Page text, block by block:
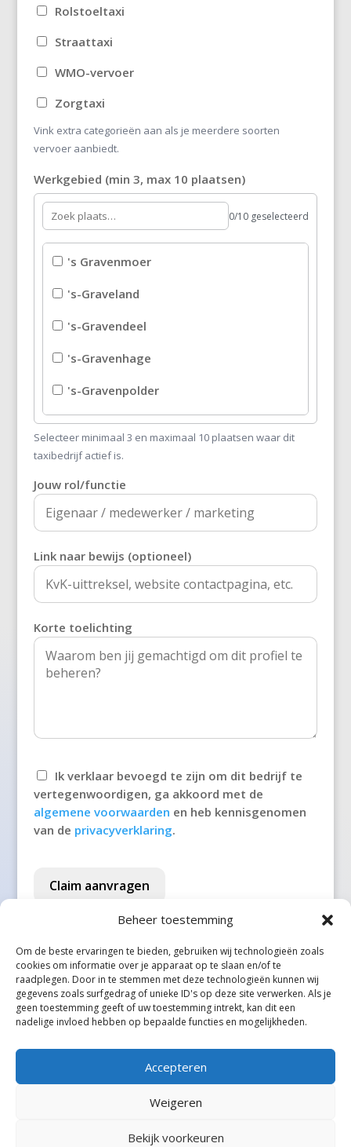
Beheer toestemming
Om de beste ervaringen te bieden, gebruiken wij technologieën zoals
cookies om informatie over je apparaat op te slaan en/of te
raadplegen. Door in te stemmen met deze technologieën kunnen wij
gegevens zoals surfgedrag of unieke ID's op deze site verwerken. Als je
geen toestemming geeft of uw toestemming intrekt, kan dit een
nadelige invloed hebben op bepaalde functies en mogelijkheden.
Accepteren
Weigeren
Bekijk voorkeuren
Rolstoeltaxi
Straattaxi
WMO-vervoer
Zorgtaxi
Vink extra categorieën aan als je meerdere soorten
vervoer aanbiedt.
Werkgebied (min 3, max 10 plaatsen)
0/10 geselecteerd
's Gravenmoer
's-Graveland
's-Gravendeel
's-Gravenhage
's-Gravenpolder
's-Gravenzande
's-Heer Abtskerke
's-Heer Arendskerke
's-Heer Hendrikskinderen
's-Heerenberg
's-Heerenbroek
's-Hertogenbosch
't Goy
't Loo Oldebroek
't Veld
't Waar
2e Exloërmond
2e Valthermond
Selecteer minimaal 3 en maximaal 10 plaatsen waar dit
taxibedrijf actief is.
Jouw rol/functie
Link naar bewijs (optioneel)
Korte toelichting
Ik verklaar bevoegd te zijn om dit bedrijf te
vertegenwoordigen, ga akkoord met de
algemene voorwaarden en heb kennisgenomen
van de privacyverklaring.
Claim aanvragen
Alle steden